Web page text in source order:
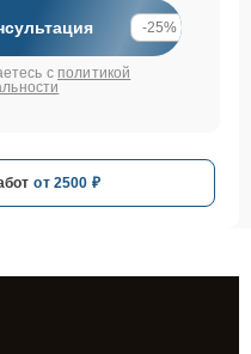
-25%
с политикой
от 2500 ₽